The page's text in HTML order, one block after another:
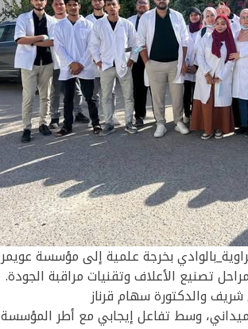
بخرجة علمية إلى مؤسسة عويمر
تصنيع الأعلاف وتقنيات مراقبة الجودة.
شريف والدكتورة سهام قرناز
وسط تفاعل إيجابي مع أطر المؤسسة